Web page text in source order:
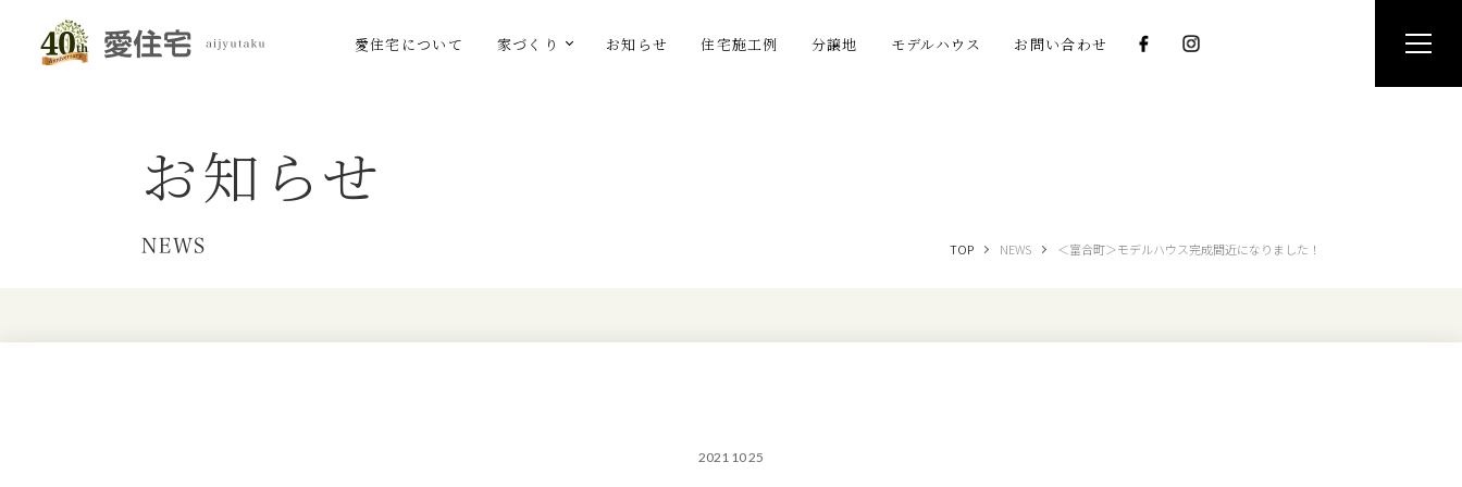
愛住宅について 家づくり お知らせ 住宅施工例 分譲地 モデルハウス お問い合わせ
お知らせ
NEWS TOP NEWS ＜富合町＞モデルハウス完成間近になりました！
2021 10 25